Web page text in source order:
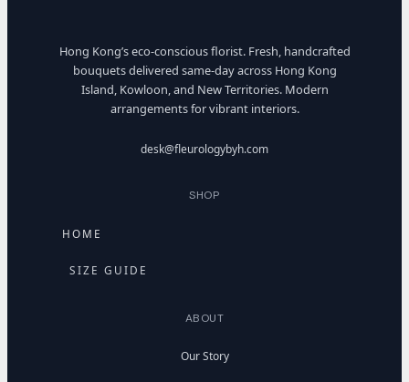
Hong Kong’s eco-conscious florist. Fresh, handcrafted
bouquets delivered same-day across Hong Kong
Island, Kowloon, and New Territories. Modern
arrangements for vibrant interiors.
desk@fleurologybyh.com
SHOP
HOME
SIZE GUIDE
ABOUT
Our Story